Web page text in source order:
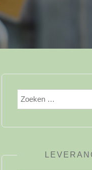
Zoeken
naar: